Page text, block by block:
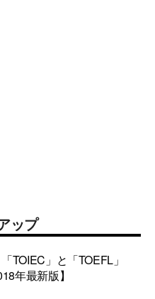
ップ
TOIEC」と「TOEFL」
年最新版】